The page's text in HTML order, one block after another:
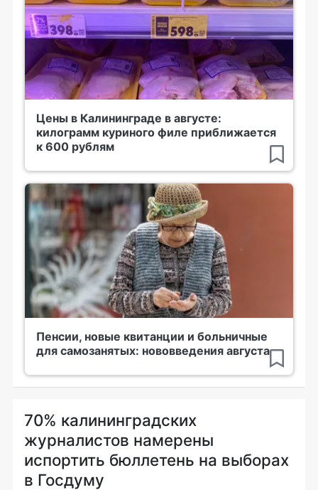
Цены в Калининграде в августе:
килограмм куриного филе приближается
к 600 рублям
Пенсии, новые квитанции и больничные
для самозанятых: нововведения августа
70% калининградских
журналистов намерены
испортить бюллетень на выборах
в Госдуму